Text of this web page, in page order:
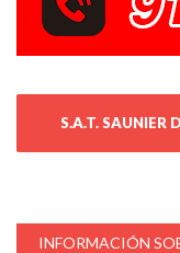
S.A.T. SAUNIER
INFORMACIÓN